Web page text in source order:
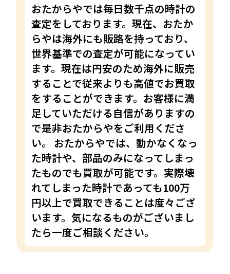
おたからやでは毎日数千点の時計の
査定をしております。現在、おたか
らやは海外にも販路を持っており、
世界基準での査定が可能になってい
ます。現在は円安のため海外に販売
することで従来よりも高値でお買取
をすることができます。お客様に満
足していただける自信がありますの
で是非おたからやをご利用くださ
い。 おたからやでは、動かなくなっ
た時計や、部品のみになってしまっ
たものでも買取が可能です。実際壊
れてしまった時計であっても100万
円以上で買取できることは度々ござ
います。気になるものがございまし
たら一度ご相談ください。